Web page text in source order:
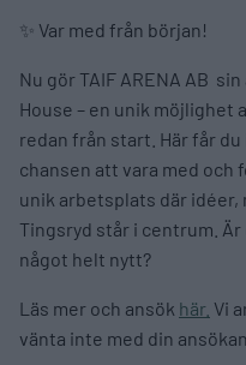
✨ Var med från början!
Nu gör TAIF ARENA AB
House – en unik möjlighet
redan från start. Här får
chansen att vara med och
unik arbetsplats där
Tingsryd står i centrum.
något helt nytt?
Läs mer och ansök här. Vi
vänta inte med din ansökan.